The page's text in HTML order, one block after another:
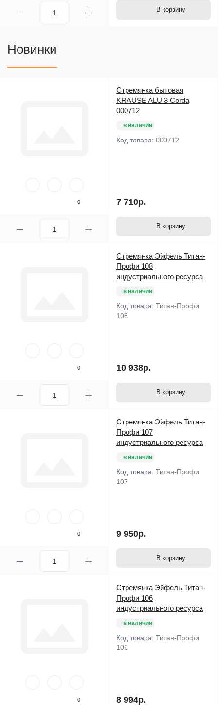
В корзину
Новинки
0
Стремянка бытовая
KRAUSE ALU 3 Corda
000712
в наличии
Код товара: 000712
7 710р.
В корзину
0
Стремянка Эйфель Титан-
Профи 108
индустриального ресурса
в наличии
Код товара: Титан-Профи
108
10 938р.
В корзину
0
Стремянка Эйфель Титан-
Профи 107
индустриального ресурса
в наличии
Код товара: Титан-Профи
107
9 950р.
В корзину
0
Стремянка Эйфель Титан-
Профи 106
индустриального ресурса
в наличии
Код товара: Титан-Профи
106
8 994р.